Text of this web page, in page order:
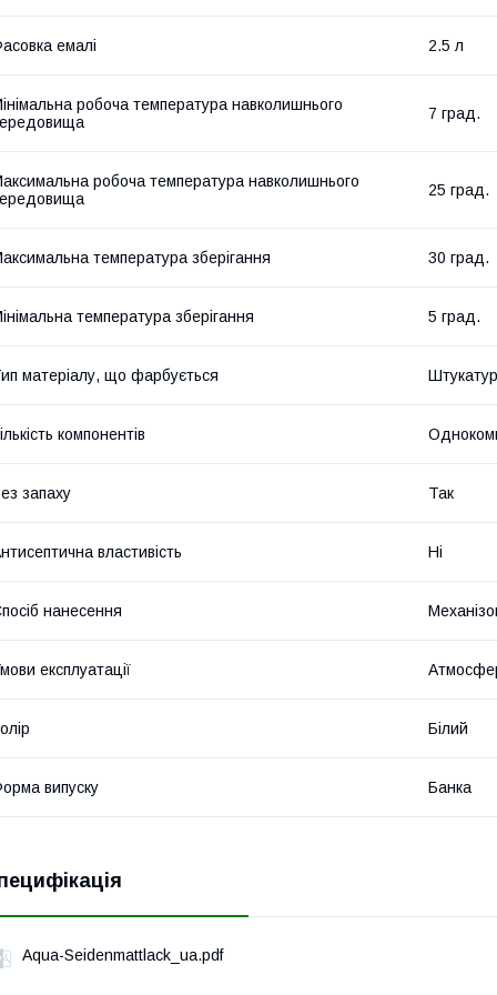
емалі 2.5 л
робоча температура навколишнього
7 град.
робоча температура навколишнього
25 град.
температура зберігання 30 град.
температура зберігання 5 град.
матеріалу, що фарбується
компонентів
запаху Так
властивість Ні
нанесення
експлуатації
Білий
випуску Банка
Aqua-Seidenmattlack_ua.pdf